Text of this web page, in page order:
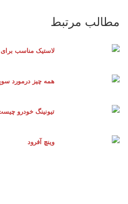
مطالب مرتبط
لاستیک مناسب
همه چیز درمورد
تیونینگ خودرو
وینچ آفرود